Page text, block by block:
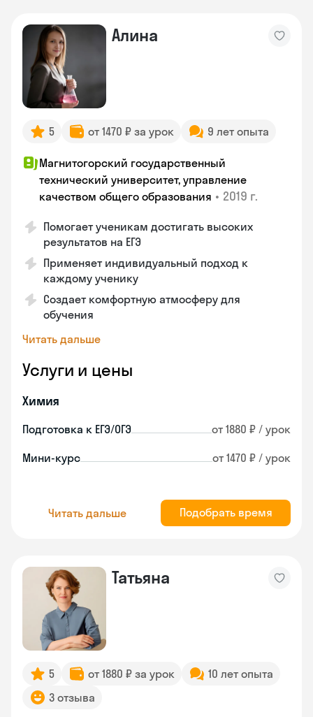
Алина
5 от 1470 ₽ за урок 9 лет опыта
Магнитогорский государственный
технический университет, управление
качеством общего образования • 2019 г.
Помогает ученикам достигать высоких
результатов на ЕГЭ
Применяет индивидуальный подход к
каждому ученику
Создает комфортную атмосферу для
обучения
Читать дальше
Услуги и цены
Химия
Подготовка к ЕГЭ/ОГЭ от 1880 ₽ / урок
Мини-курс от 1470 ₽ / урок
Читать дальше Подобрать время
Татьяна
5 от 1880 ₽ за урок
10 лет опыта
3 отзыва